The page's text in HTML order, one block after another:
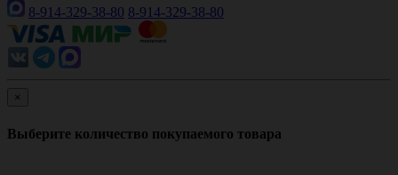
8-914-329-38-80 8-914-329-38-80
×
Выберите количество покупаемого товара